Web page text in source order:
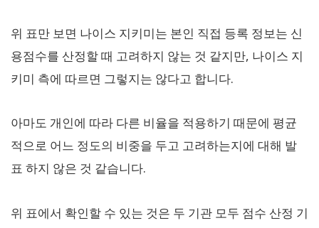
위 표만 보면 나이스 지키미는 본인 직접 등록 정보는 신
용점수를 산정할 때 고려하지 않는 것 같지만, 나이스 지
키미 측에 따르면 그렇지는 않다고 합니다.
아마도 개인에 따라 다른 비율을 적용하기 때문에 평균
적으로 어느 정도의 비중을 두고 고려하는지에 대해 발
표 하지 않은 것 같습니다.
위 표에서 확인할 수 있는 것은 두 기관 모두 점수 산정 기